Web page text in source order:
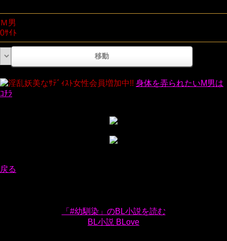
Ｍ男
0ｻｲﾄ
淫乱妖美なｻﾃﾞｨｽﾄ女性会員増加中!! 身体を弄られたいM男は
ｺﾁﾗ
戻る
「#幼馴染」のBL小説を読む
BL小説 BLove